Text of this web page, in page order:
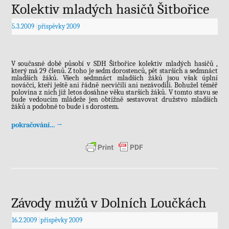
Kolektiv mladých hasičů Šitbořice
5.3.2009 příspěvky 2009
V současné době působí v SDH Šitbořice kolektiv mladých hasičů ,
který má 29 členů. Z toho je sedm dorostenců, pět starších a sedmnáct
mladších žáků. Všech sedmnáct mladších žáků jsou však úplní
nováčci, kteří ještě ani řádně necvičili ani nezávodili. Bohužel téměř
polovina z nich již letos dosáhne věku starších žáků. V tomto stavu se
bude vedoucím mládeže jen obtížně sestavovat družstvo mladších
žáků a podobné to bude i s dorostem.
pokračování… →
Závody mužů v Dolních Loučkách
16.2.2009 příspěvky 2009